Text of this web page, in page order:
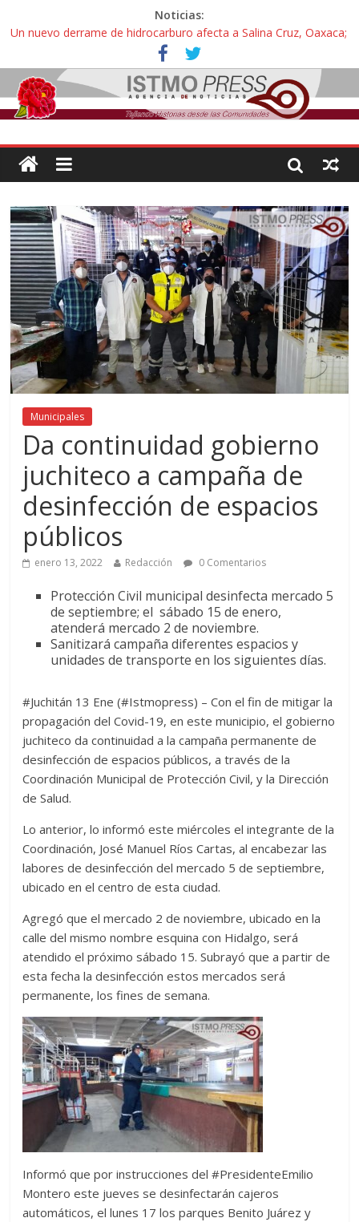
Noticias:
Un nuevo derrame de hidrocarburo afecta a Salina Cruz, Oaxaca;
ahora pescadores de Salinas del Marqués denuncian daños de
Pemex
Ángel, el joven autista expulsado por la Universidad Bienestar de
Ixtepec, Oaxaca vuelve a las aulas tras amparo
Familiares de periodista Alejandro Leyva se reúnen con titular de
intelectuales de su asesinato
Alertan pescadores de Juchitán, Oaxaca de nuevo despojo de su
Pescadores y comuneros ikoots detienen la extracción ilegal de
material pétreo de gravera Oyamel
Municipales
Da continuidad gobierno
juchiteco a campaña de
desinfección de espacios
públicos
enero 13, 2022 Redacción 0 Comentarios
Protección Civil municipal desinfecta mercado 5
de septiembre; el sábado 15 de enero,
atenderá mercado 2 de noviembre.
Sanitizará campaña diferentes espacios y
unidades de transporte en los siguientes días.
#Juchitán 13 Ene (#Istmopress) – Con el fin de mitigar la
propagación del Covid-19, en este municipio, el gobierno
juchiteco da continuidad a la campaña permanente de
desinfección de espacios públicos, a través de la
Coordinación Municipal de Protección Civil, y la Dirección
de Salud.
Lo anterior, lo informó este miércoles el integrante de la
Coordinación, José Manuel Ríos Cartas, al encabezar las
labores de desinfección del mercado 5 de septiembre,
ubicado en el centro de esta ciudad.
Agregó que el mercado 2 de noviembre, ubicado en la
calle del mismo nombre esquina con Hidalgo, será
atendido el próximo sábado 15. Subrayó que a partir de
esta fecha la desinfección estos mercados será
permanente, los fines de semana.
Informó que por instrucciones del #PresidenteEmilio
Montero este jueves se desinfectarán cajeros
automáticos, el lunes 17 los parques Benito Juárez y